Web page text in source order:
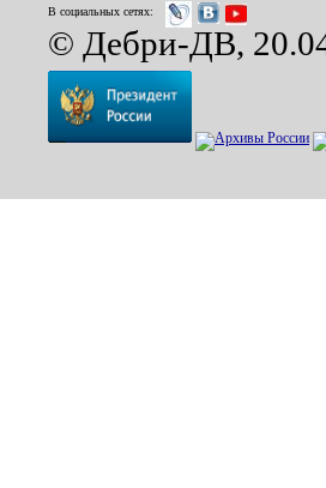
В социальных сетях:
© Дебри-ДВ,